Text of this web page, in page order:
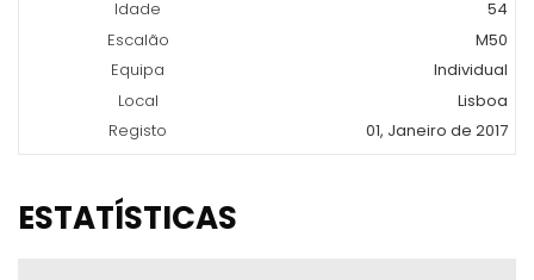
Idade
54
Escalão
M50
Equipa
Individual
Local
Lisboa
Registo
01, Janeiro de 2017
ESTATÍSTICAS